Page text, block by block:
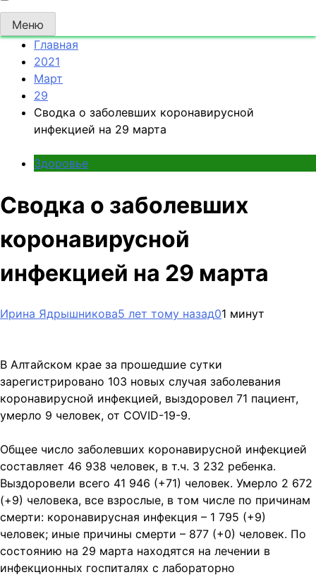
Меню
Главная
2021
Март
29
Сводка о заболевших коронавирусной
инфекцией на 29 марта
Здоровье
Сводка о заболевших
коронавирусной
инфекцией на 29 марта
Ирина Ядрышникова5 лет тому назад01 минут
В Алтайском крае за прошедшие сутки
зарегистрировано 103 новых случая заболевания
коронавирусной инфекцией, выздоровел 71 пациент,
умерло 9 человек, от COVID-19-9.
Общее число заболевших коронавирусной инфекцией
составляет 46 938 человек, в т.ч. 3 232 ребенка.
Выздоровели всего 41 946 (+71) человек. Умерло 2 672
(+9) человека, все взрослые, в том числе по причинам
смерти: коронавирусная инфекция – 1 795 (+9)
человек; иные причины смерти – 877 (+0) человек. По
состоянию на 29 марта находятся на лечении в
инфекционных госпиталях с лабораторно